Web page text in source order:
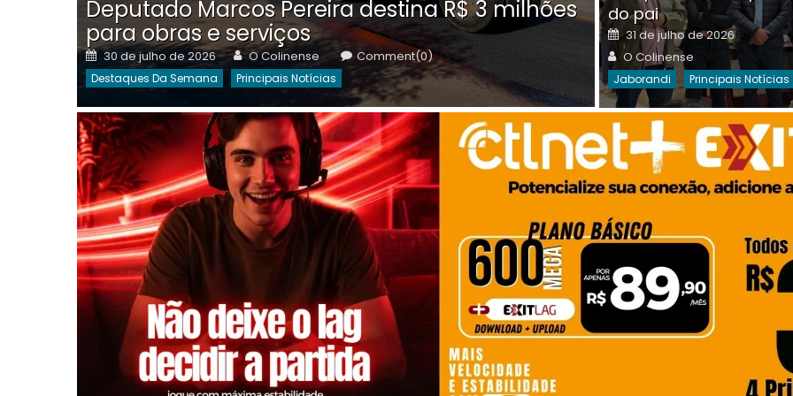
Deputado Marcos Pereira destina R$ 3 milhões
para obras e serviços
Posted
on
30 de julho de 2026 Author
O Colinense Comment(0)
Destaques Da Semana Principais Notícias
on
Destaques Da Semana
do pai
Posted
on
31 de julho de 2026
Author
O Colinense
Jaborandi Principais Notícias